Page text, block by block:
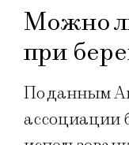
Можно
при
По данным
ассоциации